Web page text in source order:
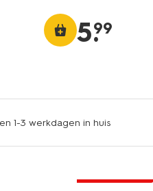
5.
99
1-3 werkdagen in huis